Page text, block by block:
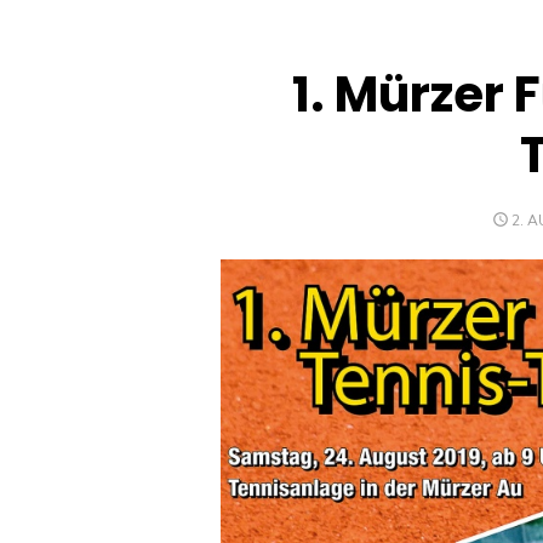
1. Mürzer
2.